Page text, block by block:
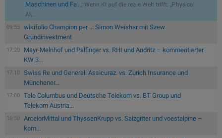
Maschinen und Fa...: Wenn KI auf die reale Welt trifft: „Physical
AI...
09:55
wikifolio Champion per ..: Simon Weishar mit Szew
Grundinvestment
17:20
Mayr-Melnhof und Palfinger vs. RHI und Andritz – kommentierter
KW 3...
17:10
Swiss Re und Generali Assicuraz. vs. Zurich Insurance und
Münchener...
17:00
Tele Columbus und Deutsche Telekom vs. BT Group und
Telekom Austria...
16:50
ArcelorMittal und ThyssenKrupp vs. Salzgitter und voestalpine –
kom...